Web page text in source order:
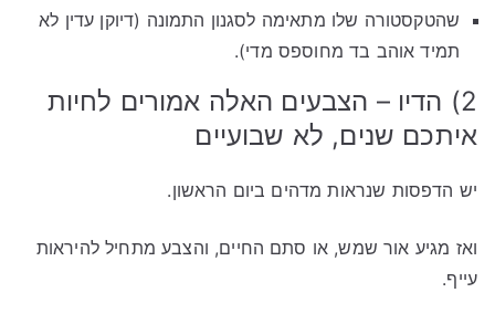
שהטקסטורה שלו מתאימה לסגנון התמונה (דיוקן עדין לא
תמיד אוהב בד מחוספס מדי).
2) הדיו – הצבעים האלה אמורים לחיות
איתכם שנים, לא שבועיים
יש הדפסות שנראות מדהים ביום הראשון.
ואז מגיע אור שמש, או סתם החיים, והצבע מתחיל להיראות
עייף.